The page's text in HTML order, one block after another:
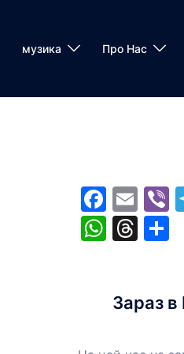
музика Про Нас
Зараз в